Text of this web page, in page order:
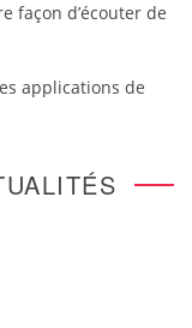
façon d’écouter de
applications de